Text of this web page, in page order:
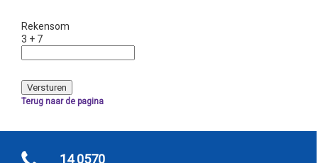
Rekensom
3 + 7
Terug naar de pagina
14 0570